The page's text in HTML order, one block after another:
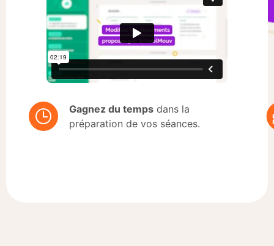
Gagnez du temps dans la
préparation de vos séances.